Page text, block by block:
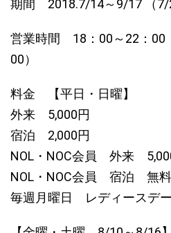
期間 2018.7/14～9/17 （7/
営業時間 18：00～22：00
00）
料金 【平日・日曜】
外来 5,000円
宿泊 2,000円
NOL・NOC会員 外来
NOL・NOC会員 宿泊 無料
毎週月曜日 レディースデ